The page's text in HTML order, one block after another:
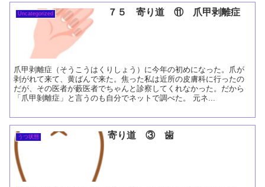
Uncategorized ７５ 寄り道 ⑪ 爪甲剥離症
爪甲剥離症（そうこうはくりしょう）に今年の初めになった。爪が
剥がれて来て、黄ばんで来た。焦った私は近所の皮膚科に行ったの
だが、その医者が藪医者でちゃんと診察してくれなかった。だから
「爪甲剝離症」と言うのも自分でネットで調べた。 元ネ...
うつ状態 寄り道 ③ 歯